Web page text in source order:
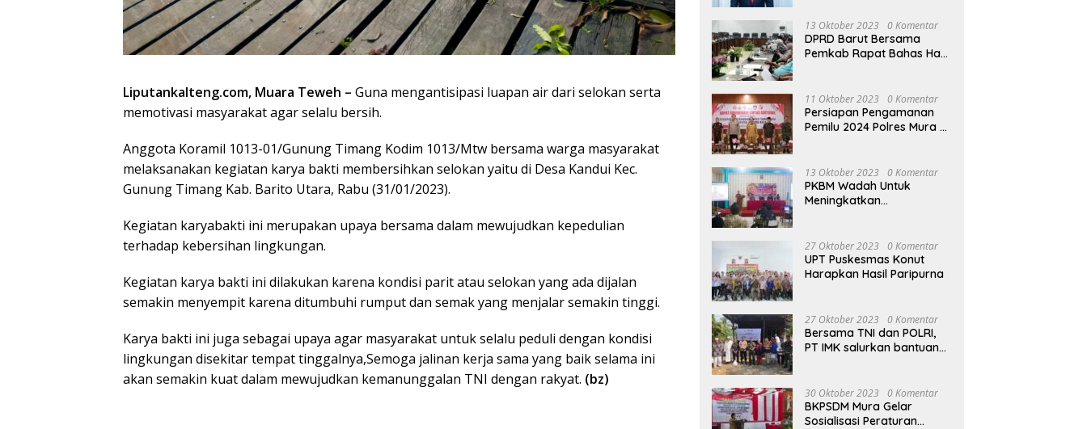
Liputankalteng.com, Muara Teweh – Guna mengantisipasi luapan air dari selokan serta
memotivasi masyarakat agar selalu bersih.
Anggota Koramil 1013-01/Gunung Timang Kodim 1013/Mtw bersama warga masyarakat
melaksanakan kegiatan karya bakti membersihkan selokan yaitu di Desa Kandui Kec.
Gunung Timang Kab. Barito Utara, Rabu (31/01/2023).
Kegiatan karyabakti ini merupakan upaya bersama dalam mewujudkan kepedulian
terhadap kebersihan lingkungan.
Kegiatan karya bakti ini dilakukan karena kondisi parit atau selokan yang ada dijalan
semakin menyempit karena ditumbuhi rumput dan semak yang menjalar semakin tinggi.
Karya bakti ini juga sebagai upaya agar masyarakat untuk selalu peduli dengan kondisi
lingkungan disekitar tempat tinggalnya,Semoga jalinan kerja sama yang baik selama ini
akan semakin kuat dalam mewujudkan kemanunggalan TNI dengan rakyat. (bz)
13 Oktober 2023 0 Komentar
DPRD Barut Bersama
Pemkab Rapat Bahas Hasil
Perubahan 2023
11 Oktober 2023 0 Komentar
Persiapan Pengamanan
Pemilu 2024 Polres Mura
13 Oktober 2023 0 Komentar
PKBM Wadah Untuk
Meningkatkan
Dalam Bidang Ekonomi
27 Oktober 2023 0 Komentar
UPT Puskesmas Konut
Harapkan Hasil Paripurna
27 Oktober 2023 0 Komentar
Bersama TNI dan POLRI,
PT IMK salurkan bantuan
30 Oktober 2023 0 Komentar
BKPSDM Mura Gelar
Sosialisasi Peraturan